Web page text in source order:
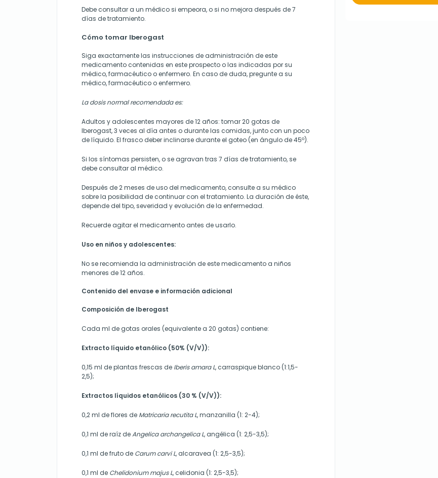
Debe consultar a un médico si empeora, o si no mejora después de 7
días de tratamiento.
Cómo tomar Iberogast
Siga exactamente las instrucciones de administración de este
medicamento contenidas en este prospecto o las indicadas por su
médico, farmacéutico o enfermero. En caso de duda, pregunte a su
médico, farmacéutico o enfermero.
La dosis normal recomendada es:
Adultos y adolescentes mayores de 12 años: tomar 20 gotas de
Iberogast, 3 veces al día antes o durante las comidas, junto con un poco
de líquido. El frasco deber inclinarse durante el goteo (en ángulo de 45º).
Si los síntomas persisten, o se agravan tras 7 días de tratamiento, se
debe consultar al médico.
Después de 2 meses de uso del medicamento, consulte a su médico
sobre la posibilidad de continuar con el tratamiento. La duración de éste,
depende del tipo, severidad y evolución de la enfermedad.
Recuerde agitar el medicamento antes de usarlo.
Uso en niños y adolescentes:
No se recomienda la administración de este medicamento a niños
menores de 12 años.
Contenido del envase e información adicional
Composición de Iberogast
Cada ml de gotas orales (equivalente a 20 gotas) contiene:
Extracto líquido etanólico (50% (V/V)):
0,15 ml de plantas frescas de Iberis amara L, carraspique blanco (1:1,5-
2,5);
Extractos líquidos etanólicos (30 % (V/V)):
0,2 ml de flores de Matricaria recutita L, manzanilla (1: 2-4);
0,1 ml de raíz deAngelica archangelica L, angélica (1: 2,5-3,5);
0,1 ml de fruto de Carum carvi L, alcaravea (1: 2,5-3,5);
0,1 ml de Chelidonium majus L, celidonia (1: 2,5-3,5);